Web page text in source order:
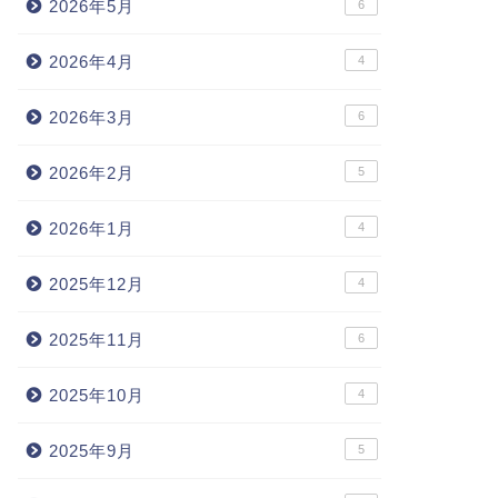
2026年5月 6
2026年4月 4
2026年3月 6
2026年2月 5
2026年1月 4
2025年12月 4
2025年11月 6
2025年10月 4
2025年9月 5